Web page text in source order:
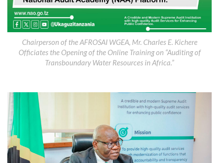
Chairperson of the AFROSAI WGEA, Mr. Charles E. Kichere
Officiates the Opening of the Online Training on “Auditing of
Transboundary Water Resources in Africa.”